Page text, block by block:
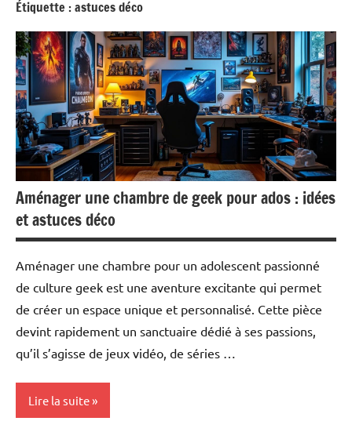
Étiquette :astuces déco
Aménager une chambre de geek pour ados : idées
et astuces déco
Aménager une chambre pour un adolescent passionné
de culture geek est une aventure excitante qui permet
de créer un espace unique et personnalisé. Cette pièce
devint rapidement un sanctuaire dédié à ses passions,
qu’il s’agisse de jeux vidéo, de séries …
Lire la suite